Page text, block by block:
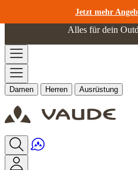
Jetzt mehr
Zum Inhalt springen
Alles für dein
Damen Herren Ausrüstung